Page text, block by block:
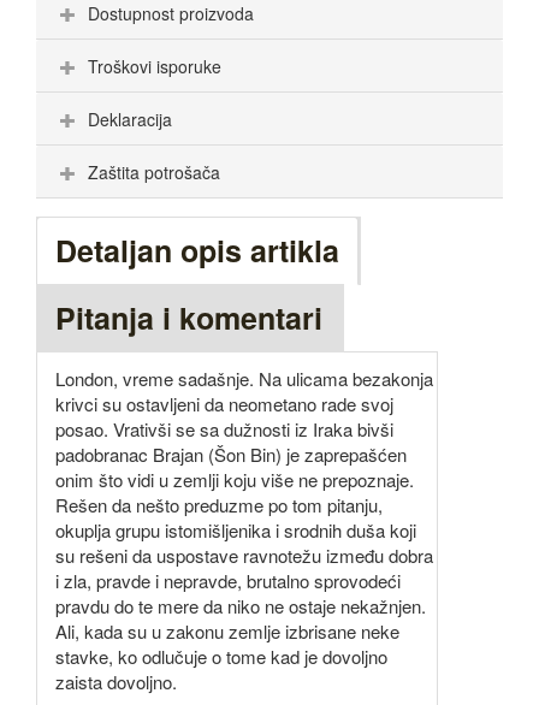
Dostupnost proizvoda
Troškovi isporuke
Deklaracija
Zaštita potrošača
Detaljan opis artikla
Pitanja i komentari
London, vreme sadašnje. Na ulicama bezakonja
krivci su ostavljeni da neometano rade svoj
posao. Vrativši se sa dužnosti iz Iraka bivši
padobranac Brajan (Šon Bin) je zaprepašćen
onim što vidi u zemlji koju više ne prepoznaje.
Rešen da nešto preduzme po tom pitanju,
okuplja grupu istomišljenika i srodnih duša koji
su rešeni da uspostave ravnotežu između dobra
i zla, pravde i nepravde, brutalno sprovodeći
pravdu do te mere da niko ne ostaje nekažnjen.
Ali, kada su u zakonu zemlje izbrisane neke
stavke, ko odlučuje o tome kad je dovoljno
zaista dovoljno.